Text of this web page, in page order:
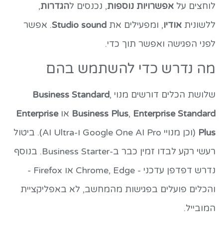
לוחצים על אפשרויות נוספות, נכנסים להגדרות,
ללשונית אודיו, ומפעילים את Studio sound. אפשר
לפני הפגישה ואפשר תוך כדי.
מה נדרש כדי להשתמש בהם
שלושת הכלים דורשים מנוי Business Standard,
Business Plus, Enterprise Standard אוEnterprise
Plus
(וכן מנויי Google One AI Pro ו-AI Ultra). ביטול
רעשי רקע לבדו זמין כבר ב-Business Starter. בנוסף
נדרש דפדפן עדכני - Chrome, Edge או Firefox -
והכלים פועלים בפגישות מהמחשב, לא באפליקציית
המובייל.